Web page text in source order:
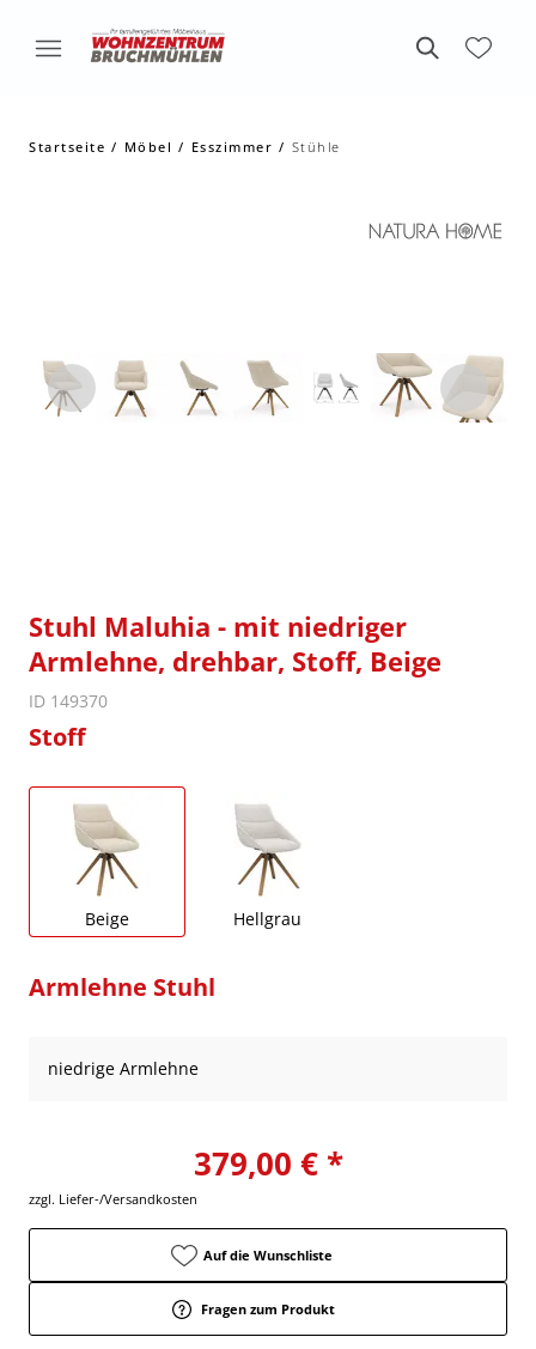
Startseite Möbel Esszimmer Stühle
Stuhl Maluhia - mit niedriger
Armlehne, drehbar, Stoff, Beige
ID 149370
Stoff
Beige Hellgrau
Armlehne Stuhl
niedrige Armlehne
379,00 € *
zzgl. Liefer-/Versandkosten
Auf die Wunschliste
Fragen zum Produkt